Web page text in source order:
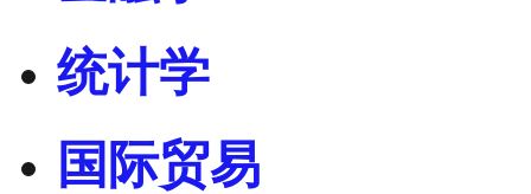
统计学
国际贸易